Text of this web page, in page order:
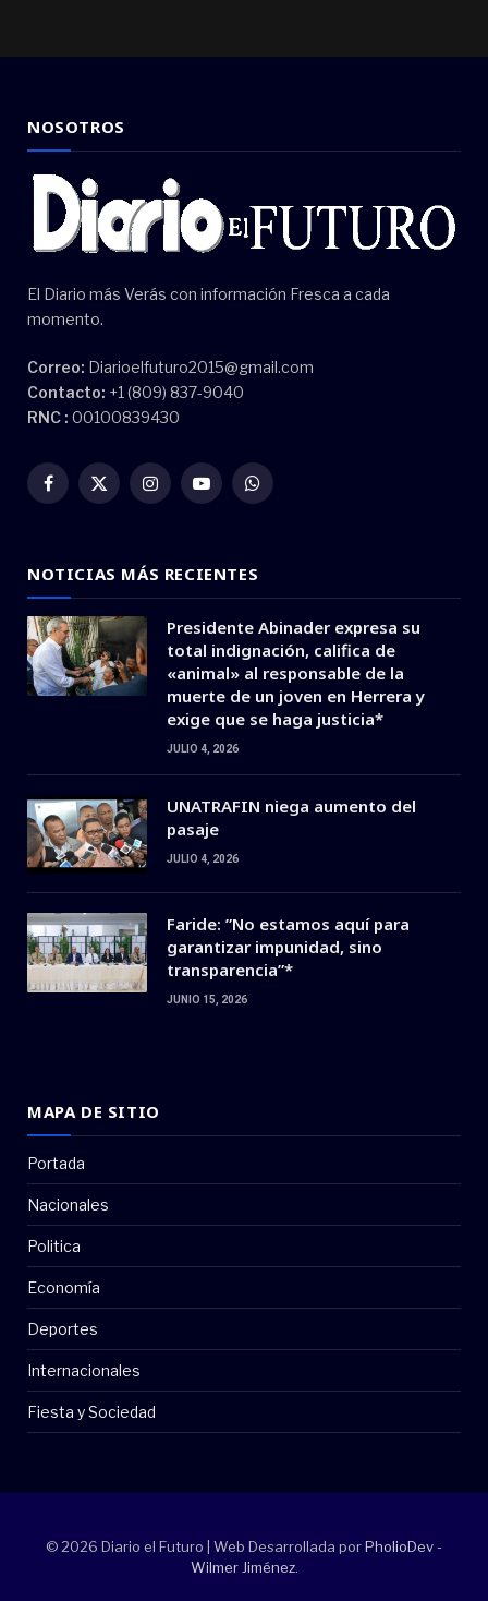
NOSOTROS
El Diario más Verás con información Fresca a cada
momento.
Correo: Diarioelfuturo2015@gmail.com
Contacto: +1 (809) 837-9040
RNC : 00100839430
Facebook
X
InstagramYouTubeWhatsApp
NOTICIAS MÁS RECIENTES
Presidente Abinader expresa su
total indignación, califica de
«animal» al responsable de la
muerte de un joven en Herrera y
exige que se haga justicia*
JULIO 4, 2026
UNATRAFIN niega aumento del
pasaje
JULIO 4, 2026
Faride: ”No estamos aquí para
garantizar impunidad, sino
transparencia”*
JUNIO 15, 2026
MAPA DE SITIO
Portada
Nacionales
Politica
Economía
Deportes
Internacionales
Fiesta y Sociedad
© 2026 Diario el Futuro | Web Desarrollada porPholioDev -
Wilmer Jiménez.